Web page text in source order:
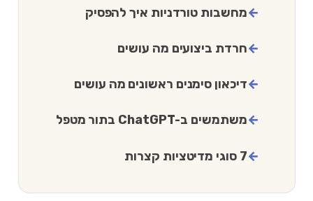
מחשבות טורדניות איך להפסיק
חרדת ביצועים מה עושים
דיכאון סימנים ראשונים מה עושים
משתמשים ב-ChatGPT בתור מטפל
7 סוגי מדיטציות קצרות